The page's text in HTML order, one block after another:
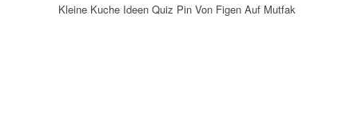
Kleine Kuche Ideen Quiz Pin Von Figen Auf Mutfak